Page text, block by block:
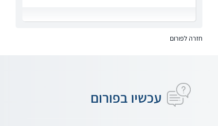
חזרה לפורום
עכשיו בפורום